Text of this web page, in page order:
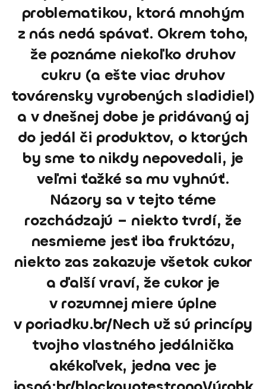
problematikou, ktorá mnohým
z nás nedá spávať. Okrem toho,
že poznáme niekoľko druhov
cukru (a ešte viac druhov
továrensky vyrobených sladidiel)
a v dnešnej dobe je pridávaný aj
do jedál či produktov, o ktorých
by sme to nikdy nepovedali, je
veľmi ťažké sa mu vyhnúť.
Názory sa v tejto téme
rozchádzajú – niekto tvrdí, že
nesmieme jesť iba fruktózu,
niekto zas zakazuje všetok cukor
a ďalší vraví, že cukor je
v rozumnej miere úplne
v poriadku.br/Nech už sú princípy
tvojho vlastného jedálnička
akékoľvek, jedna vec je